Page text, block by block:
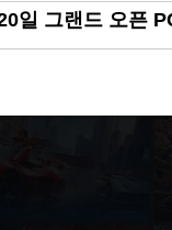
일 그랜드 오픈